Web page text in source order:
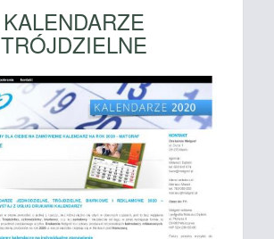
KALENDARZE
TRÓJDZIELNE